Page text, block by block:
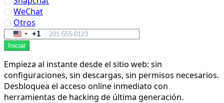
WeChat
Otros
United
States
+1
Iniciar
Empieza al instante desde el sitio web: sin
configuraciones, sin descargas, sin permisos necesarios.
Desbloquea el acceso online inmediato con
herramientas de hacking de última generación.